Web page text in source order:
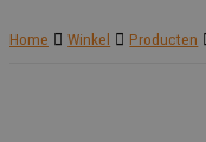
Home Winkel Producten